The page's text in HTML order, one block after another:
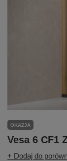
OKAZJA
Vesa 6 CF1
+ Dodaj do